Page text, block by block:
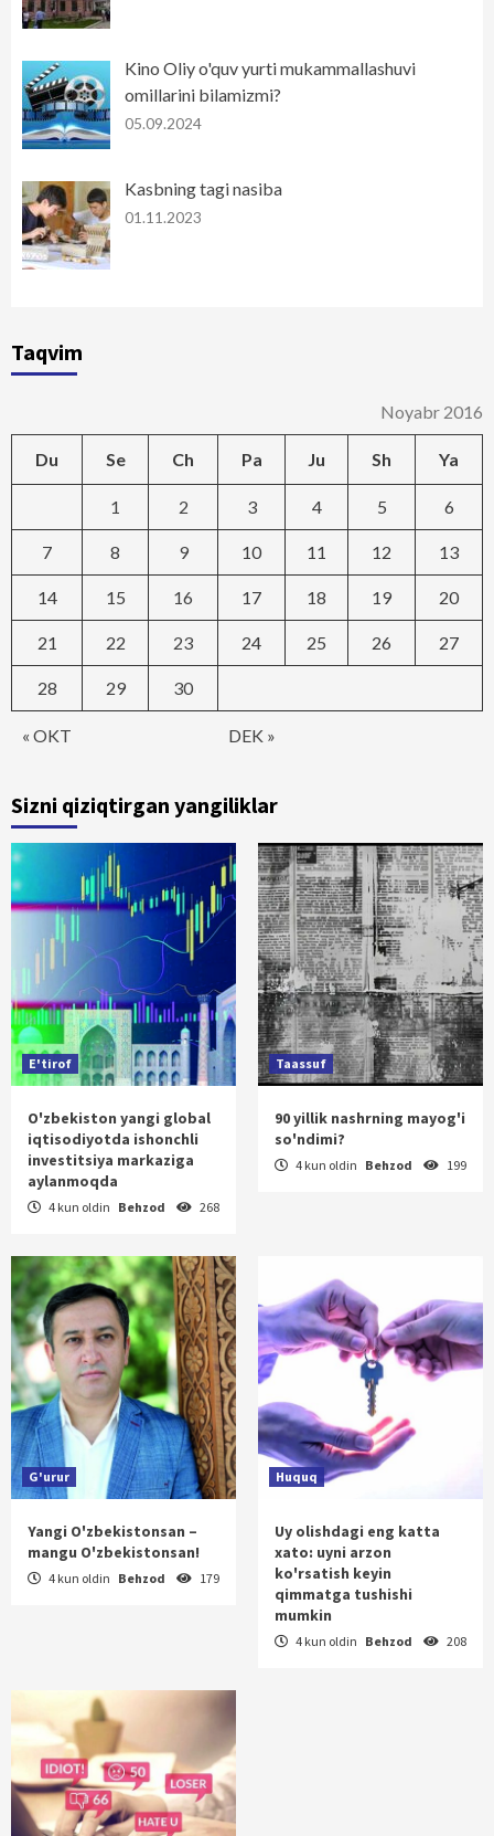
Kino Oliy o'quv yurti mukammallashuvi
omillarini bilamizmi?
05.09.2024
Kasbning tagi nasiba
01.11.2023
Taqvim
Noyabr 2016
Du Se Ch Pa Ju Sh Ya
« OKT DEK »
1 2 3 4 5 6
7 8 9 10 11 12 13
14 15 16 17 18 19 20
21 22 23 24 25 26 27
28 29 30
Sizni qiziqtirgan yangiliklar
E'tirof
O'zbekiston yangi global
iqtisodiyotda ishonchli
investitsiya markaziga
aylanmoqda
4 kun oldin Behzod 268
Taassuf
90 yillik nashrning mayog'i
so'ndimi?
4 kun oldin Behzod 199
G'urur
Yangi O'zbekistonsan –
mangu O'zbekistonsan!
4 kun oldin Behzod 179
Huquq
Uy olishdagi eng katta
xato: uyni arzon
ko'rsatish keyin
qimmatga tushishi
mumkin
4 kun oldin Behzod 208